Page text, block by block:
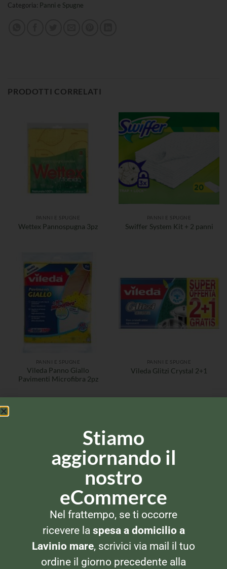
Categoria: Panni e Spugne
PRODOTTI CORRELATI
PANNI E SPUGNE
Wettex Pannospugna 3pz
PANNI E SPUGNE
Swiffer System Kit + 2 panni
PANNI E SPUGNE
Vileda Panno Giallo
Pavimenti Microfibra 2pz
PANNI E SPUGNE
Vileda Glitzi Crystal 2+1
PANNI E SPUGNE PANNI E SPUGNE
Stiamo
aggiornando il
nostro
eCommerce
Nel frattempo, se ti occorre
ricevere la spesa a domicilio a
Lavinio mare, scrivici via mail il tuo
ordine il giorno precedente alla